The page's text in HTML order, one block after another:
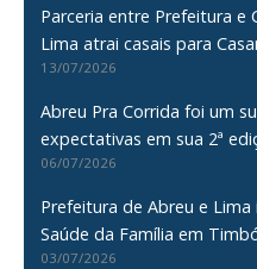
Parceria entre Prefeitura e
Lima atrai casais para
13/07/2026
Abreu Pra Corrida foi um
expectativas em sua 2ª
06/07/2026
Prefeitura de Abreu e
Saúde da Família em
03/07/2026